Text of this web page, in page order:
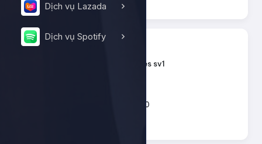
Dịch vụ Lazada
Dịch vụ Spotify
ID dịch vụ: 13124
Tiktok - Likes sv1
200 - 10.000